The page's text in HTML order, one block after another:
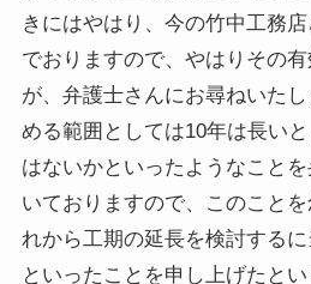
きにはやはり、今の竹中工務
でおりますので、やはりその
が、弁護士さんにお尋ねいた
める範囲としては10年は長い
はないかといったようなこと
いておりますので、このこと
れから工期の延長を検討する
といったことを申し上げたとい